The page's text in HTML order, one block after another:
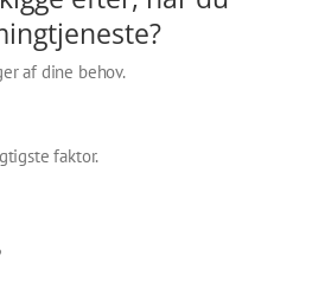
af dine behov.
faktor.